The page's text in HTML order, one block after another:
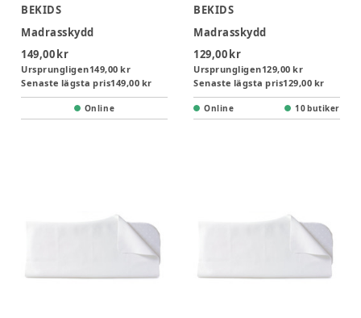
BEKIDS
Madrasskydd
149,00 kr
Ursprungligen149,00 kr
Senaste lägsta pris149,00 kr
Online
BEKIDS
Madrasskydd
129,00 kr
Ursprungligen129,00 kr
Senaste lägsta pris129,00 kr
Online 10 butiker